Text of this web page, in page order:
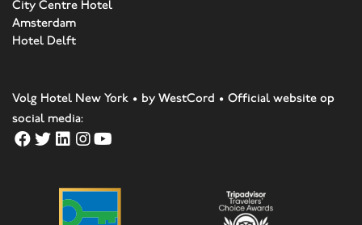
City Centre Hotel
Amsterdam
Hotel Delft
Volg Hotel New York • by WestCord • Official website op
social media: